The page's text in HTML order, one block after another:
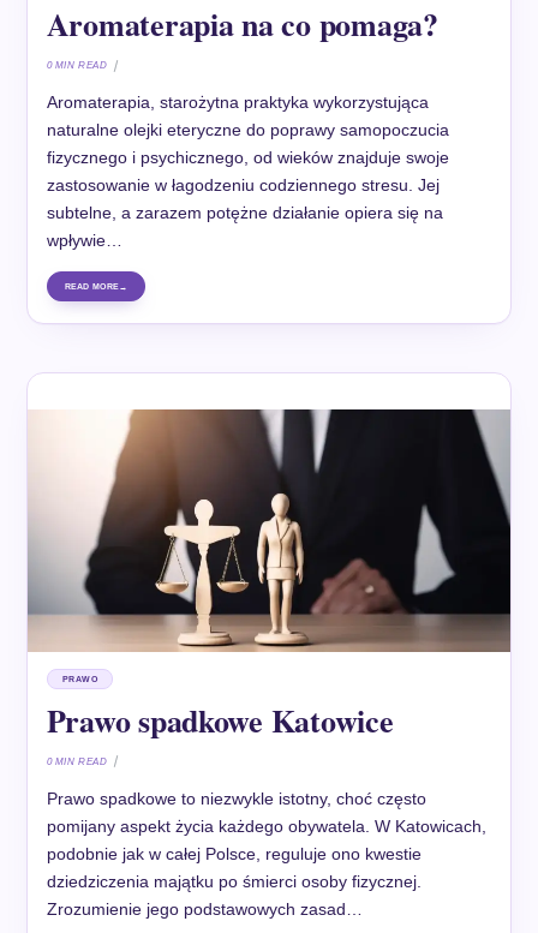
Aromaterapia na co pomaga?
0 MIN READ
Aromaterapia, starożytna praktyka wykorzystująca
naturalne olejki eteryczne do poprawy samopoczucia
fizycznego i psychicznego, od wieków znajduje swoje
zastosowanie w łagodzeniu codziennego stresu. Jej
subtelne, a zarazem potężne działanie opiera się na
wpływie…
READ MORE
PRAWO
Prawo spadkowe Katowice
0 MIN READ
Prawo spadkowe to niezwykle istotny, choć często
pomijany aspekt życia każdego obywatela. W Katowicach,
podobnie jak w całej Polsce, reguluje ono kwestie
dziedziczenia majątku po śmierci osoby fizycznej.
Zrozumienie jego podstawowych zasad…